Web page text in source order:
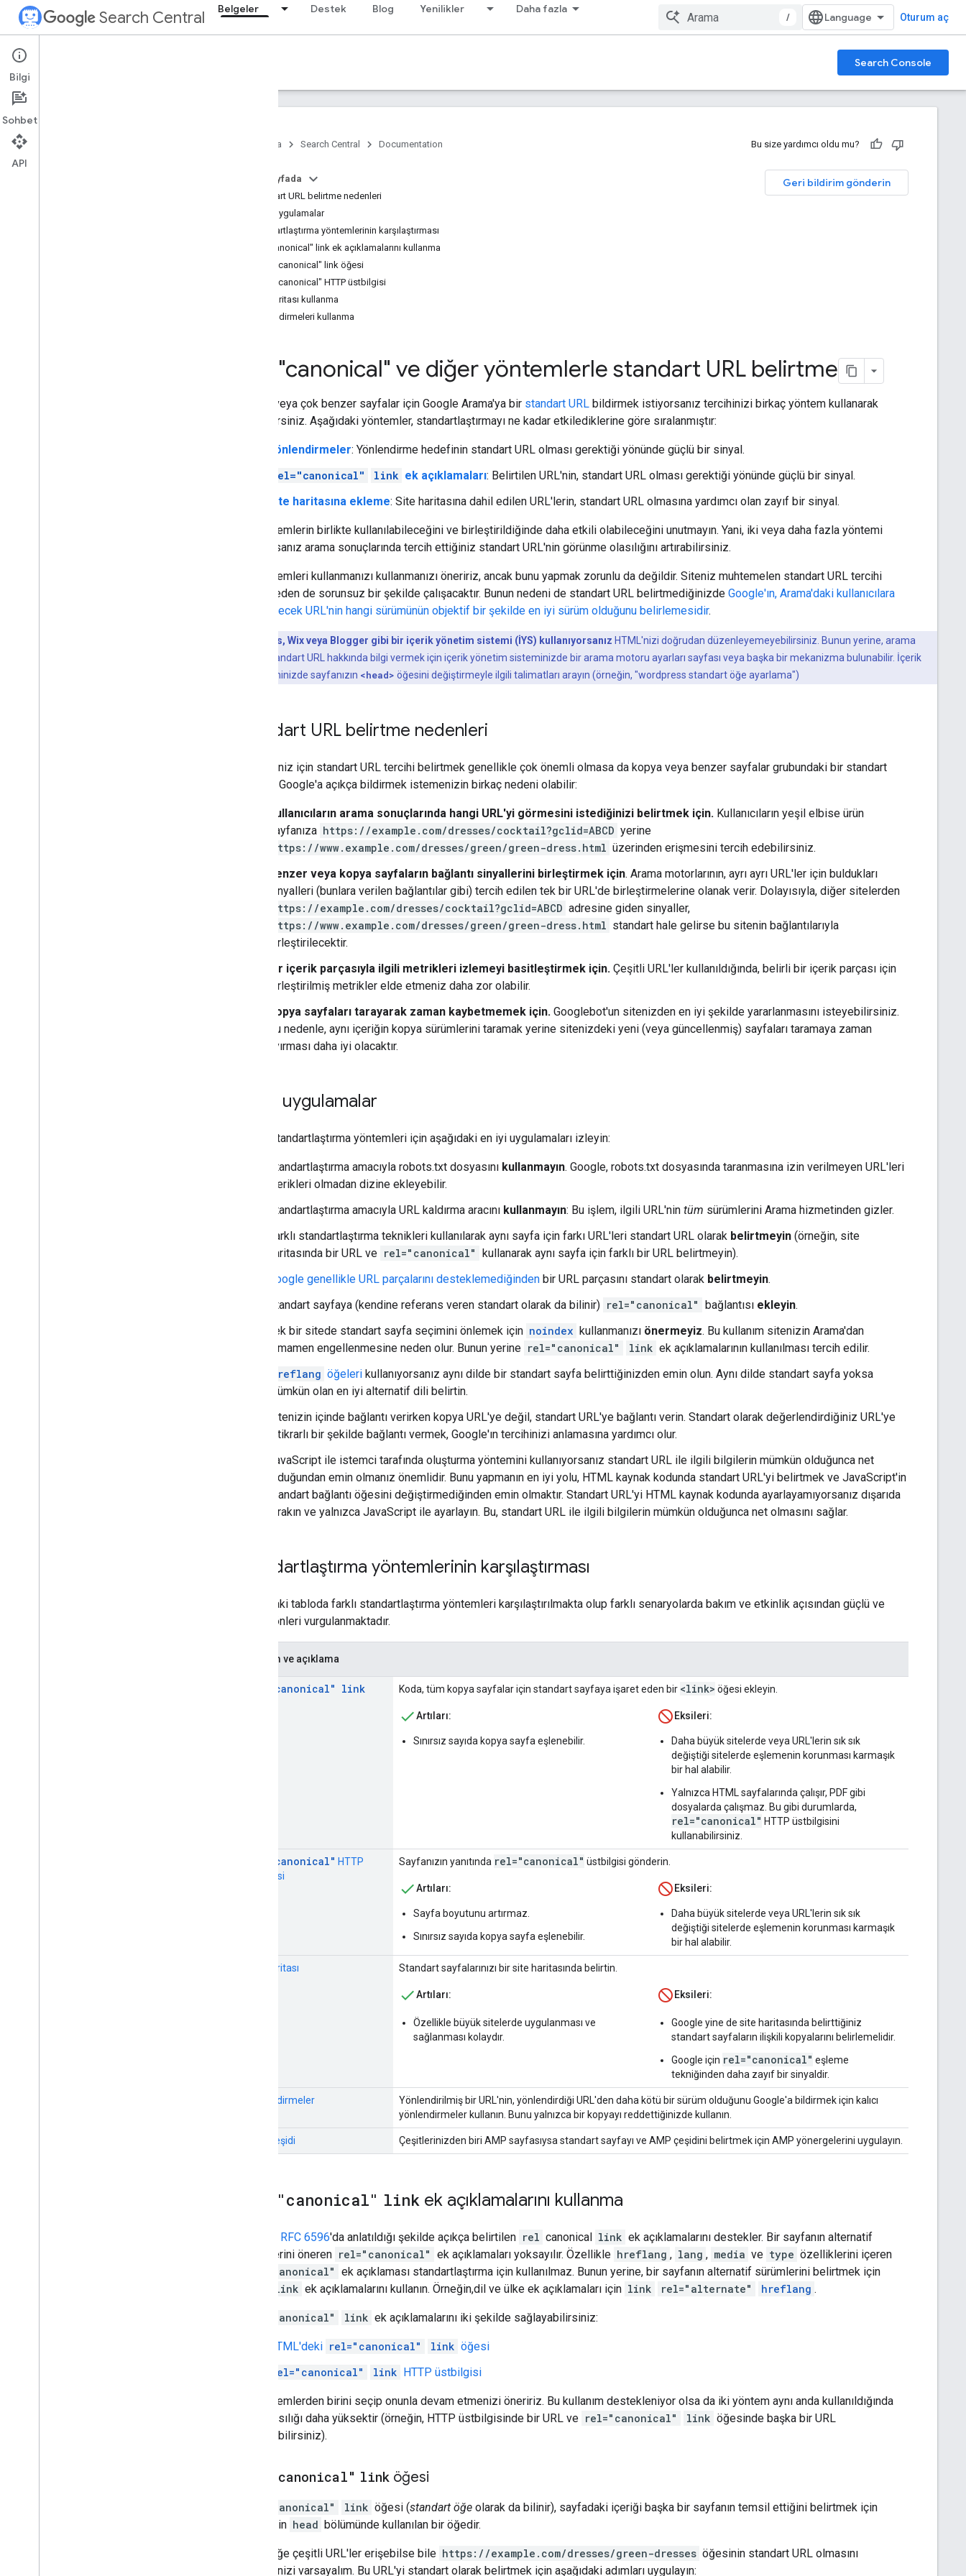
Search Central Belgeler Destek Blog Yenilikler Daha fazla
/ Oturum aç
Documentation Search Console
SEO ile ilgili temel bilgiler
Ana Sayfa Search Central Documentation Bu size yardımcı oldu mu?
Geri bildirim gönderin
Bu sayfada
Standart URL belirtme nedenleri
En iyi uygulamalar
Standartlaştırma yöntemlerinin karşılaştırması
rel="canonical" link ek açıklamalarını kullanma
rel="canonical" link öğesi
rel="canonical" HTTP üstbilgisi
Site haritası kullanma
Yönlendirmeleri kullanma
rel="canonical" ve diğer yöntemlerle standart URL belirtme
Kopya veya çok benzer sayfalar için Google Arama'ya bir standart URL bildirmek istiyorsanız tercihinizi birkaç yöntem kullanarak
iletebilirsiniz. Aşağıdaki yöntemler, standartlaştırmayı ne kadar etkilediklerine göre sıralanmıştır:
Yönlendirmeler: Yönlendirme hedefinin standart URL olması gerektiği yönünde güçlü bir sinyal.
rel="canonical"
link ek açıklamaları: Belirtilen URL'nin, standart URL olması gerektiği yönünde güçlü bir sinyal.
Site haritasına ekleme: Site haritasına dahil edilen URL'lerin, standart URL olmasına yardımcı olan zayıf bir sinyal.
Bu yöntemlerin birlikte kullanılabileceğini ve birleştirildiğinde daha etkili olabileceğini unutmayın. Yani, iki veya daha fazla yöntemi
kullanırsanız arama sonuçlarında tercih ettiğiniz standart URL'nin görünme olasılığını artırabilirsiniz.
Bu yöntemleri kullanmanızı kullanmanızı öneririz, ancak bunu yapmak zorunlu da değildir. Siteniz muhtemelen standart URL tercihi
belirtmeden de sorunsuz bir şekilde çalışacaktır. Bunun nedeni de standart URL belirtmediğinizde Google'ın, Arama'daki kullanıcılara
gösterilecek URL'nin hangi sürümünün objektif bir şekilde en iyi sürüm olduğunu belirlemesidir.
WordPress, Wix veya Blogger gibi bir içerik yönetim sistemi (İYS) kullanıyorsanız HTML'nizi doğrudan düzenleyemeyebilirsiniz. Bunun yerine, arama
motorlarına standart URL hakkında bilgi vermek için içerik yönetim sisteminizde bir arama motoru ayarları sayfası veya başka bir mekanizma bulunabilir. İçerik
yönetim sisteminizde sayfanızın <head> öğesini değiştirmeyle ilgili talimatları arayın (örneğin, "wordpress standart öğe ayarlama")
Standart URL belirtme nedenleri
URL'leriniz için standart URL tercihi belirtmek genellikle çok önemli olmasa da kopya veya benzer sayfalar grubundaki bir standart
sayfayı Google'a açıkça bildirmek istemenizin birkaç nedeni olabilir:
Kullanıcıların arama sonuçlarında hangi URL'yi görmesini istediğinizi belirtmek için. Kullanıcıların yeşil elbise ürün
sayfanıza https://example.com/dresses/cocktail?gclid=ABCD yerine
https://www.example.com/dresses/green/green-dress.html üzerinden erişmesini tercih edebilirsiniz.
Benzer veya kopya sayfaların bağlantı sinyallerini birleştirmek için. Arama motorlarının, ayrı ayrı URL'ler için buldukları
sinyalleri (bunlara verilen bağlantılar gibi) tercih edilen tek bir URL'de birleştirmelerine olanak verir. Dolayısıyla, diğer sitelerden
https://example.com/dresses/cocktail?gclid=ABCD adresine giden sinyaller,
https://www.example.com/dresses/green/green-dress.html standart hale gelirse bu sitenin bağlantılarıyla
birleştirilecektir.
Bir içerik parçasıyla ilgili metrikleri izlemeyi basitleştirmek için. Çeşitli URL'ler kullanıldığında, belirli bir içerik parçası için
birleştirilmiş metrikler elde etmeniz daha zor olabilir.
Kopya sayfaları tarayarak zaman kaybetmemek için. Googlebot'un sitenizden en iyi şekilde yararlanmasını isteyebilirsiniz.
Bu nedenle, aynı içeriğin kopya sürümlerini taramak yerine sitenizdeki yeni (veya güncellenmiş) sayfaları taramaya zaman
ayırması daha iyi olacaktır.
En iyi uygulamalar
Bütün standartlaştırma yöntemleri için aşağıdaki en iyi uygulamaları izleyin:
Standartlaştırma amacıyla robots.txt dosyasını kullanmayın. Google, robots.txt dosyasında taranmasına izin verilmeyen URL'leri
içerikleri olmadan dizine ekleyebilir.
Standartlaştırma amacıyla URL kaldırma aracını kullanmayın: Bu işlem, ilgili URL'nin tüm sürümlerini Arama hizmetinden gizler.
Farklı standartlaştırma teknikleri kullanılarak aynı sayfa için farkı URL'leri standart URL olarak belirtmeyin (örneğin, site
haritasında bir URL ve rel="canonical" kullanarak aynı sayfa için farklı bir URL belirtmeyin).
Google genellikle URL parçalarını desteklemediğinden bir URL parçasını standart olarak belirtmeyin.
Standart sayfaya (kendine referans veren standart olarak da bilinir) rel="canonical" bağlantısı ekleyin.
Tek bir sitede standart sayfa seçimini önlemek için noindex kullanmanızı önermeyiz. Bu kullanım sitenizin Arama'dan
tamamen engellenmesine neden olur. Bunun yerine rel="canonical" link ek açıklamalarının kullanılması tercih edilir.
hreflang öğeleri kullanıyorsanız aynı dilde bir standart sayfa belirttiğinizden emin olun. Aynı dilde standart sayfa yoksa
mümkün olan en iyi alternatif dili belirtin.
Sitenizin içinde bağlantı verirken kopya URL'ye değil, standart URL'ye bağlantı verin. Standart olarak değerlendirdiğiniz URL'ye
istikrarlı bir şekilde bağlantı vermek, Google'ın tercihinizi anlamasına yardımcı olur.
JavaScript ile istemci tarafında oluşturma yöntemini kullanıyorsanız standart URL ile ilgili bilgilerin mümkün olduğunca net
olduğundan emin olmanız önemlidir. Bunu yapmanın en iyi yolu, HTML kaynak kodunda standart URL'yi belirtmek ve JavaScript'in
standart bağlantı öğesini değiştirmediğinden emin olmaktır. Standart URL'yi HTML kaynak kodunda ayarlayamıyorsanız dışarıda
bırakın ve yalnızca JavaScript ile ayarlayın. Bu, standart URL ile ilgili bilgilerin mümkün olduğunca net olmasını sağlar.
Standartlaştırma yöntemlerinin karşılaştırması
Aşağıdaki tabloda farklı standartlaştırma yöntemleri karşılaştırılmakta olup farklı senaryolarda bakım ve etkinlik açısından güçlü ve
zayıf yönleri vurgulanmaktadır.
Yöntem ve açıklama
rel="canonical" link Koda, tüm kopya sayfalar için standart sayfaya işaret eden bir <link> öğesi ekleyin.
Artıları:
Sınırsız sayıda kopya sayfa eşlenebilir.
Eksileri:
Daha büyük sitelerde veya URL'lerin sık sık
değiştiği sitelerde eşlemenin korunması karmaşık
bir hal alabilir.
Yalnızca HTML sayfalarında çalışır, PDF gibi
dosyalarda çalışmaz. Bu gibi durumlarda,
rel="canonical" HTTP üstbilgisini
kullanabilirsiniz.
rel="canonical" HTTP
üstbilgisi
Sayfanızın yanıtında rel="canonical" üstbilgisi gönderin.
Artıları:
Sayfa boyutunu artırmaz.
Sınırsız sayıda kopya sayfa eşlenebilir.
Eksileri:
Daha büyük sitelerde veya URL'lerin sık sık
değiştiği sitelerde eşlemenin korunması karmaşık
bir hal alabilir.
Site haritası Standart sayfalarınızı bir site haritasında belirtin.
Artıları:
Özellikle büyük sitelerde uygulanması ve
sağlanması kolaydır.
Eksileri:
Google yine de site haritasında belirttiğiniz
standart sayfaların ilişkili kopyalarını belirlemelidir.
Google için rel="canonical" eşleme
tekniğinden daha zayıf bir sinyaldir.
Yönlendirmeler
Yönlendirilmiş bir URL'nin, yönlendirdiği URL'den daha kötü bir sürüm olduğunu Google'a bildirmek için kalıcı
yönlendirmeler kullanın. Bunu yalnızca bir kopyayı reddettiğinizde kullanın.
AMP çeşidi Çeşitlerinizden biri AMP sayfasıysa standart sayfayı ve AMP çeşidini belirtmek için AMP yönergelerini uygulayın.
rel="canonical" link ek açıklamalarını kullanma
RFC 6596'da anlatıldığı şekilde açıkça belirtilen rel canonical link ek açıklamalarını destekler. Bir sayfanın alternatif
sürümlerini öneren rel="canonical" ek açıklamaları yoksayılır. Özellikle hreflang , lang , media ve type özelliklerini içeren
rel="canonical" ek açıklaması standartlaştırma için kullanılmaz. Bunun yerine, bir sayfanın alternatif sürümlerini belirtmek için
link ek açıklamalarını kullanın. Örneğin,dil ve ülke ek açıklamaları için link rel="alternate" hreflang .
rel="canonical" link ek açıklamalarını iki şekilde sağlayabilirsiniz:
HTML'deki rel="canonical" link öğesi
rel="canonical"
link HTTP üstbilgisi
Bu yöntemlerden birini seçip onunla devam etmenizi öneririz. Bu kullanım destekleniyor olsa da iki yöntem aynı anda kullanıldığında
hata olasılığı daha yüksektir (örneğin, HTTP üstbilgisinde bir URL ve rel="canonical" link öğesinde başka bir URL
sağlayabilirsiniz).
rel="canonical" link öğesi
rel="canonical" link öğesi (standart öğe olarak da bilinir), sayfadaki içeriği başka bir sayfanın temsil ettiğini belirtmek için
HTML'nin head bölümünde kullanılan bir öğedir.
Bu içeriğe çeşitli URL'ler erişebilse bile https://example.com/dresses/green-dresses öğesinin standart URL olmasını
istediğinizi varsayalım. Bu URL'yi standart olarak belirtmek için aşağıdaki adımları uygulayın:
Bilgi
Sohbet
API